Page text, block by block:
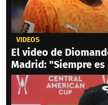
VIDEOS
El video de
Madrid: "Siempre